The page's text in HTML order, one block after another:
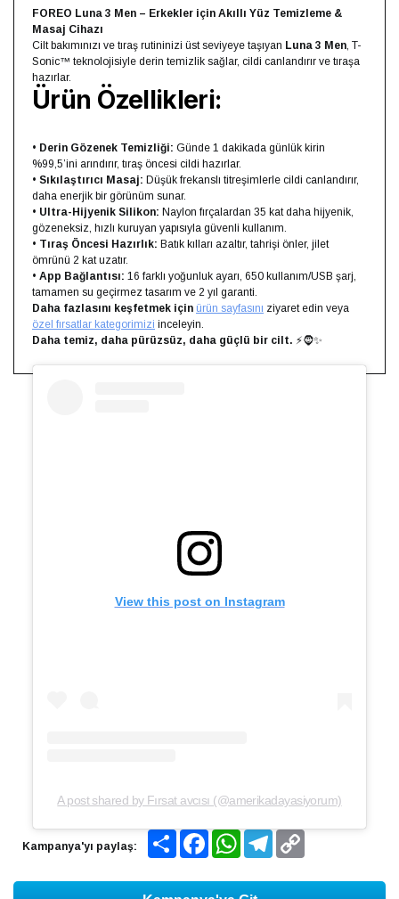
FOREO Luna 3 Men – Erkekler için Akıllı Yüz Temizleme &
Masaj Cihazı
Cilt bakımınızı ve tıraş rutininizi üst seviyeye taşıyan Luna 3 Men, T-
Sonic™ teknolojisiyle derin temizlik sağlar, cildi canlandırır ve tıraşa
hazırlar.
Ürün Özellikleri:
• Derin Gözenek Temizliği: Günde 1 dakikada günlük kirin
%99,5’ini arındırır, tıraş öncesi cildi hazırlar.
• Sıkılaştırıcı Masaj: Düşük frekanslı titreşimlerle cildi canlandırır,
daha enerjik bir görünüm sunar.
• Ultra-Hijyenik Silikon: Naylon fırçalardan 35 kat daha hijyenik,
gözeneksiz, hızlı kuruyan yapısıyla güvenli kullanım.
• Tıraş Öncesi Hazırlık: Batık kılları azaltır, tahrişi önler, jilet
ömrünü 2 kat uzatır.
• App Bağlantısı: 16 farklı yoğunluk ayarı, 650 kullanım/USB şarj,
tamamen su geçirmez tasarım ve 2 yıl garanti.
Daha fazlasını keşfetmek için ürün sayfasını ziyaret edin veya
özel fırsatlar kategorimizi inceleyin.
Daha temiz, daha pürüzsüz, daha güçlü bir cilt. ⚡🧔✨
View this post on Instagram
A post shared by Fırsat avcısı (@amerikadayasiyorum)
Kampanya'yı paylaş:
Share FacebookWhatsAppTelegram